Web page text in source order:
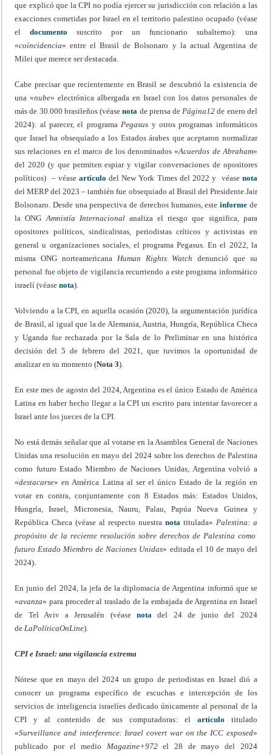
que explicó que la CPI no podía ejercer su jurisdicción con relación a las
exacciones cometidas por Israel en el territorio palestino ocupado (véase
eldocumento suscrito por un funcionario subalterno): una
«coïncidencia» entre el Brasil de Bolsonaro y la actual Argentina de
Milei que merece ser destacada.
Cabe precisar que recientemente en Brasil se descubrió la existencia de
una «nube» electrónica albergada en Israel con los datos personales de
más de 30.000 brasileños (véasenota de prensa dePágina12de enero del
2024): al parecer, el programaPegasus y otros programas informáticos
que Israel ha obsequiado a los Estados árabes que aceptaron normalizar
sus relaciones en el marco de los denominados «Acuerdos de Abraham»
del 2020 (y que permiten espiar y vigilar conversaciones de opositores
políticos) – véase artículo del New York Times del 2022 y véase nota
del MERP del 2023 – también fue obsequiado al Brasil del Presidente Jair
Bolsonaro. Desde una perspectiva de derechos humanos, esteinforme de
la ONGAmnistía Internacionalanaliza el riesgo que significa, para
opositores políticos, sindicalistas, periodistas críticos y activistas en
general u organizaciones sociales, el programa Pegasus. En el 2022, la
misma ONG norteamericanaHuman Rights Watch denunció que su
personal fue objeto de vigilancia recurriendo a este programa informático
israelí (véasenota).
Volviendo a la CPI, en aquella ocasión (2020), la argumentación jurídica
de Brasil, al igual que la de Alemania, Austria, Hungría, República Checa
y Uganda fue rechazada por la Sala de lo Preliminar en una histórica
decisión del 5 de febrero del 2021, que tuvimos la oportunidad de
analizar en su momento (Nota 3).
En este mes de agosto del 2024, Argentina es el único Estado de América
Latina en haber hecho llegar a la CPI un escrito para intentar favorecer a
Israel ante los jueces de la CPI.
No está demás señalar que al votarse en la Asamblea General de Naciones
Unidas una resolución en mayo del 2024 sobre los derechos de Palestina
como futuro Estado Miembro de Naciones Unidas, Argentina volvió a
«destacarse» en América Latina al ser el único Estado de la región en
votar en contra, conjuntamente con 8 Estados más: Estados Unidos,
Hungría, Israel, Micronesia, Nauru, Palau, Papúa Nueva Guinea y
República Checa (véase al respecto nuestra notatitulada» Palestina: a
propósito de la reciente resolución sobre derechos de Palestina como
futuro Estado Miembro de Naciones Unidas» editada el 10 de mayo del
2024).
En junio del 2024, la jefa de la diplomacia de Argentina informó que se
«avanza» para proceder al traslado de la embajada de Argentina en Israel
de Tel Aviv a Jerusalén (véase nota del 24 de junio del 2024
deLaPolíticaOnLine).
CPI e Israel: una vigilancia extrema
Nótese que en mayo del 2024 un grupo de periodistas en Israel dió a
conocer un programa específico de escuchas e intercepción de los
servicios de inteligencia israelíes dedicado únicamente al personal de la
CPI y al contenido de sus computadoras: el artículo titulado
«Surveillance and interference: Israel covert war on the ICC exposed»
publicado por el medio Magazine+972el 28 de mayo del 2024